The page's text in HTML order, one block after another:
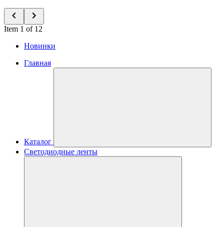
Item 1 of 12
Новинки
Главная
Каталог
Светодиодные ленты